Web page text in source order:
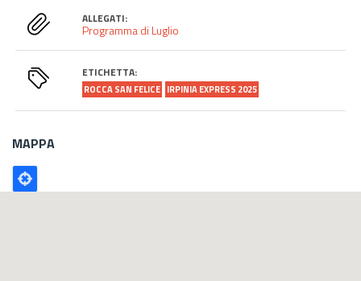
ALLEGATI:
Programma di Luglio
ETICHETTA:
ROCCA SAN FELICE IRPINIA EXPRESS 2025
MAPPA
Poligono
GEO